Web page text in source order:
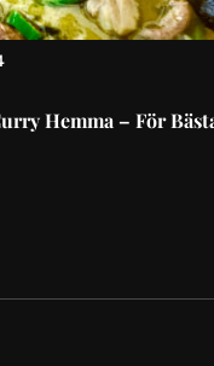
Hemma – För